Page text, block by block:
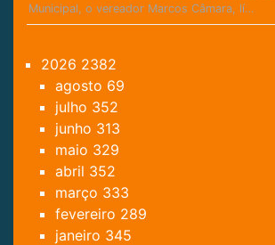
Municipal, o vereador Marcos Câmara, lí…
2026 2382
agosto 69
julho 352
junho 313
maio 329
abril 352
março 333
fevereiro 289
janeiro 345